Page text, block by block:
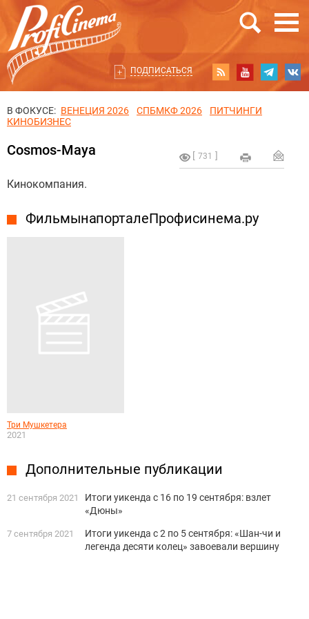
ПОДПИСАТЬСЯ
В ФОКУСЕ: ВЕНЕЦИЯ 2026 СПБМКФ 2026
ПИТЧИНГИ
КИНОБИЗНЕС
731
Cosmos-Maya
Кинокомпания.
Фильмы на портале Профисинема.ру
Три Мушкетера
2021
Дополнительные публикации
21 сентября 2021
Итоги уикенда с 16 по 19 сентября: взлет
«Дюны»
7 сентября 2021
Итоги уикенда с 2 по 5 сентября: «Шан-чи и
легенда десяти колец» завоевали вершину